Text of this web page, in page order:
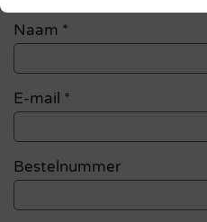
Naam *
E-mail *
Bestelnummer